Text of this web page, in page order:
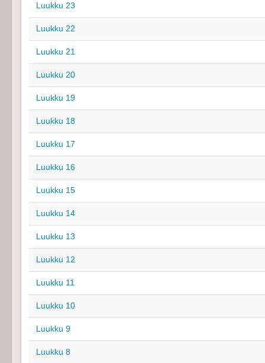
Luukku 23
Luukku 22
Luukku 21
Luukku 20
Luukku 19
Luukku 18
Luukku 17
Luukku 16
Luukku 15
Luukku 14
Luukku 13
Luukku 12
Luukku 11
Luukku 10
Luukku 9
Luukku 8